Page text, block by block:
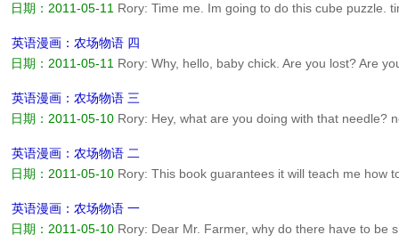
日期：2011-05-11 Rory: Time me. Im going to do this cube puzzle.
英语漫画：农场物语 四
日期：2011-05-11 Rory: Why, hello, baby chick. Are you lost? Are
will protect you from harms way? protect: 保护 harm: 伤害 U...
英语漫画：农场物语 三
日期：2011-05-10 Rory: Hey, what are you doing with that needle?
something rash!! goodness: 天哪...
英语漫画：农场物语 二
日期：2011-05-10 Rory: This book guarantees it will teach me how
英语漫画：农场物语 一
日期：2011-05-10 Rory: Dear Mr. Farmer, why do there have to be